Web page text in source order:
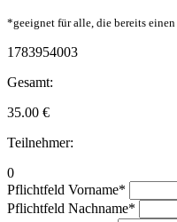
*geeignet für alle, die bereits einen
1783954003
Gesamt:
35.00 €
Teilnehmer:
0
Pflichtfeld Vorname*
Pflichtfeld Nachname*